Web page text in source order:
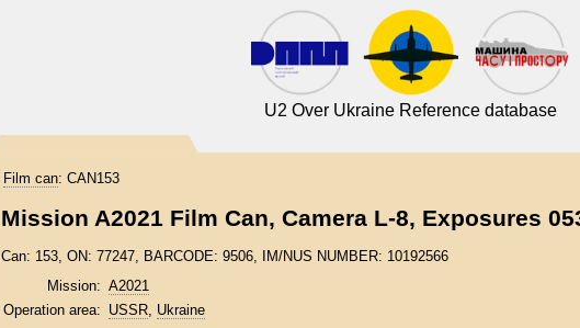
U2 Over Ukraine Reference database
Film can: CAN153
Mission A2021 Film Can, Camera L-8, Exposures
Can: 153, ON: 77247, BARCODE: 9506, IM/NUS NUMBER: 10192566
Mission: A2021
Operation area: USSR, Ukraine